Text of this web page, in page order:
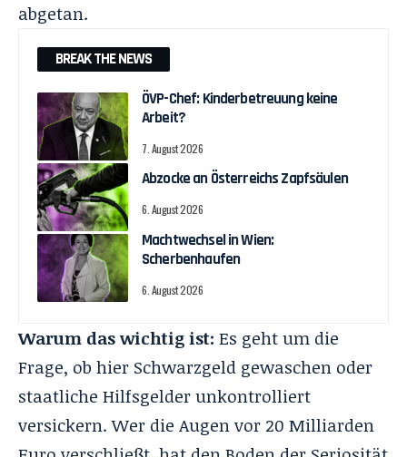
abgetan.
BREAK THE NEWS
ÖVP-Chef: Kinderbetreuung keine
Arbeit?
7. August 2026
Abzocke an Österreichs Zapfsäulen
6. August 2026
Machtwechsel in Wien:
Scherbenhaufen
6. August 2026
Warum das wichtig ist: Es geht um die
Frage, ob hier Schwarzgeld gewaschen oder
staatliche Hilfsgelder unkontrolliert
versickern. Wer die Augen vor 20 Milliarden